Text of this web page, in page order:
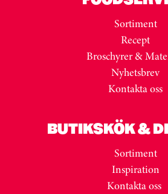
Sortiment
Recept
Broschyrer &
Nyhetsbrev
Kontakta oss
BUTIKSKÖK &
Sortiment
Inspiration
Kontakta oss